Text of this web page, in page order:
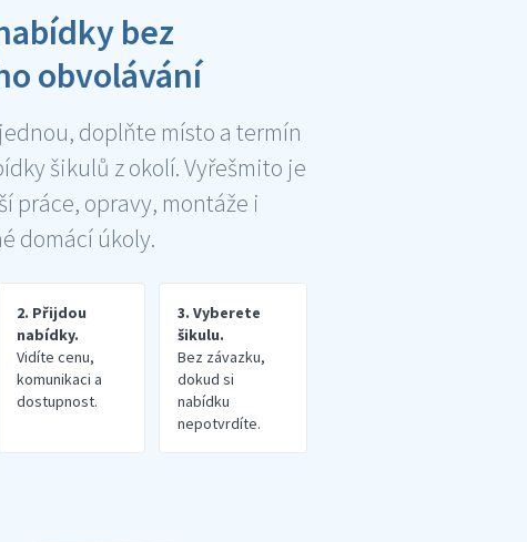
bez
obvolávání
doplňte místo a termín
šikulů z okolí. Vyřešmito je
práce, opravy, montáže i
domácí úkoly.
2. Přijdou
nabídky.
Vidíte cenu,
komunikaci a
dostupnost.
3. Vyberete
šikulu.
Bez závazku,
dokud si
nabídku
nepotvrdíte.